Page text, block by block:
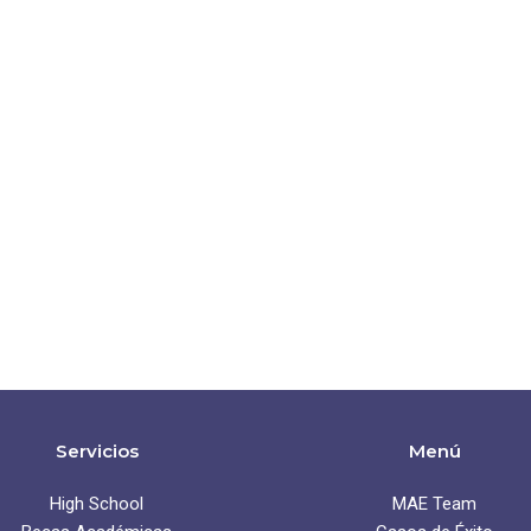
Servicios
High School
Menú
MAE Team